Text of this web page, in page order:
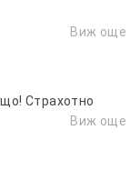
Виж още
Страхотно
Виж още